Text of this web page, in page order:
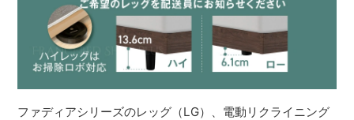
ファディアシリーズのレッグ（LG）、電動リクライニング